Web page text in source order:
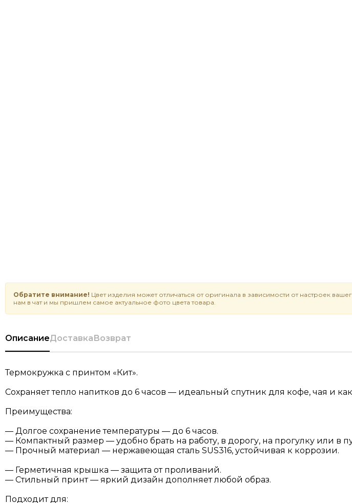
Обратите внимание! Цвет изделия может отличаться от оригинала в зависимости от настроек
нам в чат и мы пришлем самое актуальное фото цвета товара.
ОписаниеДоставкаВозврат
Термокружка с принтом «Кит».
Сохраняет тепло напитков до 6 часов — идеальный спутник для кофе, чая и
Преимущества:
— Долгое сохранение температуры — до 6 часов.
— Компактный размер — удобно брать на работу, в дорогу, на прогулку или в
— Прочный материал — нержавеющая сталь SUS316, устойчивая к коррозии.
— Герметичная крышка — защита от проливаний.
— Стильный принт — яркий дизайн дополняет любой образ.
Подходит для: